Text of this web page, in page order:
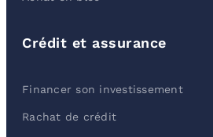
Crédit et assurance
Financer son investissement
Rachat de crédit